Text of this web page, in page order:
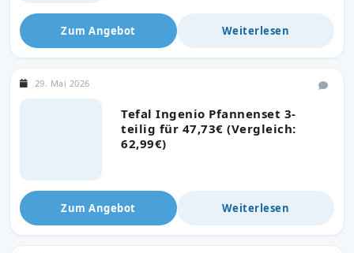
Zum Angebot Weiterlesen
Tefal Ingenio Pfannenset 3-
teilig für 47,73€ (Vergleich:
62,99€)
29. Mai 2026
Zum Angebot Weiterlesen